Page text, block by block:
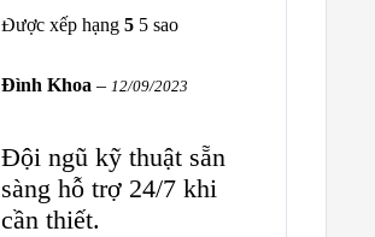
Được xếp hạng 5 5 sao
Đình Khoa – 12/09/2023
Đội ngũ kỹ thuật sẵn
sàng hỗ trợ 24/7 khi
cần thiết.